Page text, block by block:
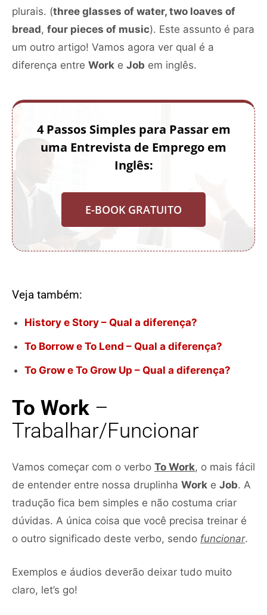
plurais. (three glasses of water, two loaves of
bread, four pieces of music). Este assunto é para
um outro artigo! Vamos agora ver qual é a
diferença entre Work e Job em inglês.
4 Passos Simples para Passar em
uma Entrevista de Emprego em
Inglês:
E-BOOK GRATUITO
Veja também:
History e Story – Qual a diferença?
To Borrow e To Lend – Qual a diferença?
To Grow e To Grow Up – Qual a diferença?
To Work –
Trabalhar/Funcionar
Vamos começar com o verbo To Work, o mais fácil
de entender entre nossa druplinha Work e Job. A
tradução fica bem simples e não costuma criar
dúvidas. A única coisa que você precisa treinar é
o outro significado deste verbo, sendo funcionar.
Exemplos e áudios deverão deixar tudo muito
claro, let’s go!